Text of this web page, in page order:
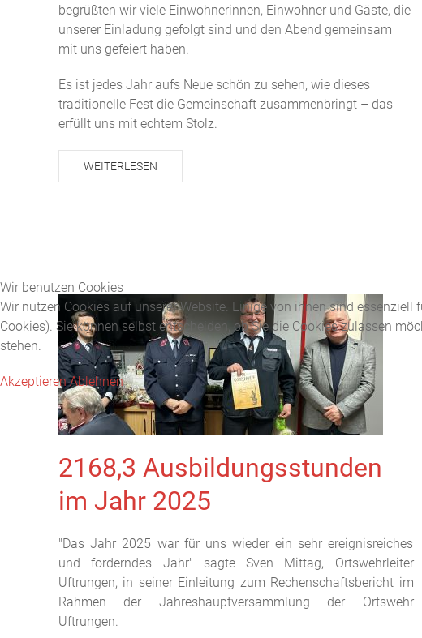
begrüßten wir viele Einwohnerinnen, Einwohner und Gäste, die
unserer Einladung gefolgt sind und den Abend gemeinsam
mit uns gefeiert haben.
Es ist jedes Jahr aufs Neue schön zu sehen, wie dieses
traditionelle Fest die Gemeinschaft zusammenbringt – das
erfüllt uns mit echtem Stolz.
WEITERLESEN
2168,3 Ausbildungsstunden
im Jahr 2025
"Das Jahr 2025 war für uns wieder ein sehr ereignisreiches
und forderndes Jahr" sagte Sven Mittag, Ortswehrleiter
Uftrungen, in seiner Einleitung zum Rechenschaftsbericht im
Rahmen der Jahreshauptversammlung der Ortswehr
Uftrungen.
Wir benutzen Cookies
Wir nutzen Cookies auf unserer Website. Einige von ihnen sind
Cookies). Sie können selbst entscheiden, ob Sie die Cookies zulassen
stehen.
Akzeptieren Ablehnen